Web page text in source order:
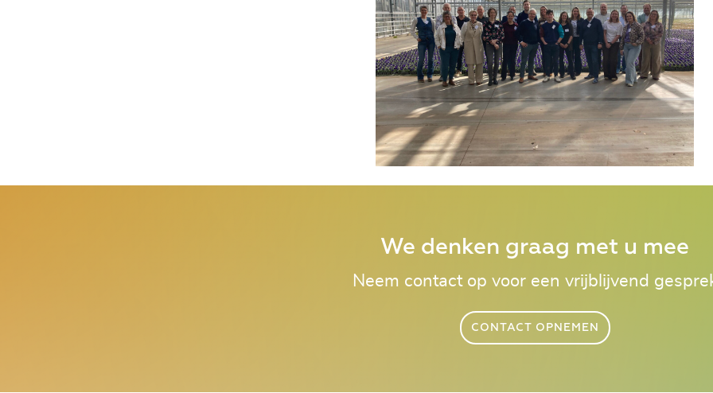
We denken graag met u mee
Neem contact op voor een vrijblijvend
CONTACT OPNEMEN